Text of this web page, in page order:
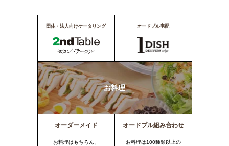
団体・法人向けケータリング オードブル宅配
お料理
オーダーメイド
お料理はもちろん、
オードブル組み合わせ
お料理は100種類以上の